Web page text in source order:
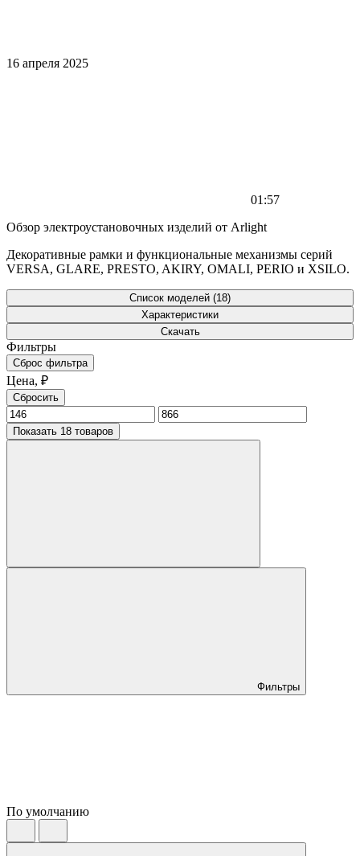
16 апреля 2025
01:57
Обзор электроустановочных изделий от Arlight
Декоративные рамки и функциональные механизмы серий
VERSA, GLARE, PRESTO, AKIRY, OMALI, PERIO и XSILO.
Список моделей (18)
Характеристики
Скачать
Фильтры
Сброс фильтра
Цена, ₽
Сбросить
Показать 18 товаров
Фильтры
По умолчанию